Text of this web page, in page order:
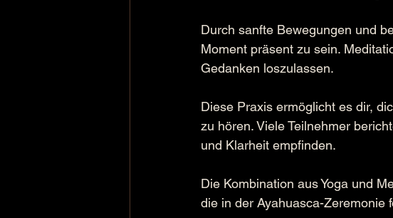
Durch sanfte Bewegungen und
Moment präsent zu sein.
Gedanken loszulassen.
Diese Praxis ermöglicht es dir,
zu hören. Viele Teilnehmer
und Klarheit empfinden.
Die Kombination aus Yoga und
die in der Ayahuasca-Zeremonie